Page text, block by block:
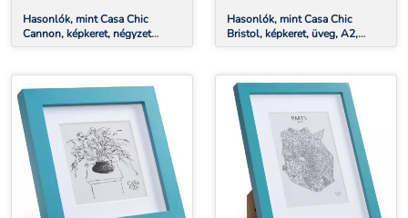
Hasonlók, mint Casa Chic
Cannon, képkeret, négyzet
alakú, fényképek 20 x 20 cm,
Hasonlók, mint Casa Chic
Bristol, képkeret, üveg, A2,
paszpartu, valódi fa